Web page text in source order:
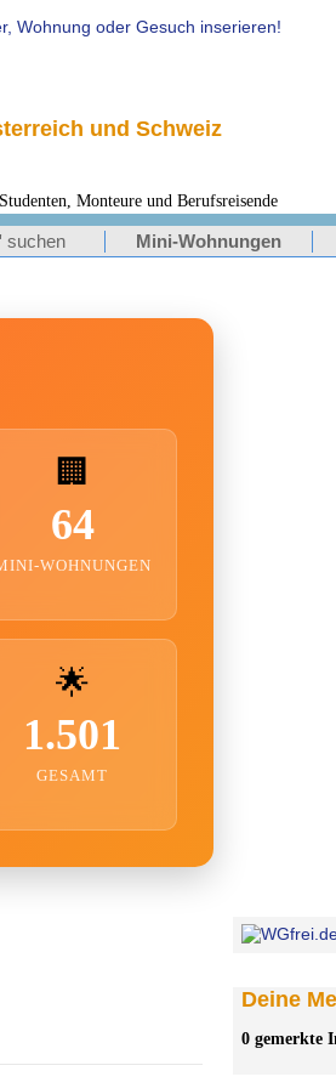
und Schweiz
Monteure und Berufsreisende
suchen Mini-Wohnungen
🏢
64
WOHNUNGEN
🌟
1.501
GESAMT
Deine
0 gemerkte